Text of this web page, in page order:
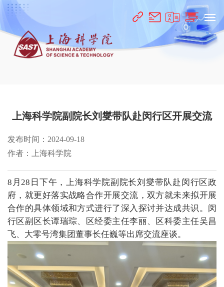
上海科学院副院长刘燮带队赴闵行区开展交流
发布时间：2024-09-18
作者：上海科学院
8月28日下午，上海科学院副院长刘燮带队赴闵行区政
府，就更好落实战略合作开展交流，双方就未来拟开展
合作的具体领域和方式进行了深入探讨并达成共识。闵
行区副区长谭瑞琮、区经委主任李丽、区科委主任吴昌
飞、大零号湾集团董事长任巍等出席交流座谈。